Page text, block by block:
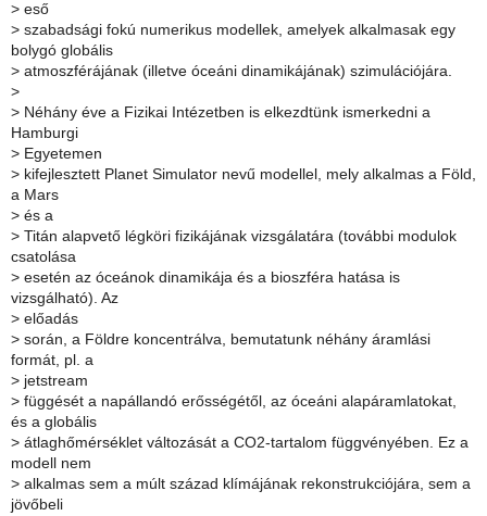
> eső
> szabadsági fokú numerikus modellek, amelyek alkalmasak egy
bolygó globális
> atmoszférájának (illetve óceáni dinamikájának) szimulációjára.
>
> Néhány éve a Fizikai Intézetben is elkezdtünk ismerkedni a
Hamburgi
> Egyetemen
> kifejlesztett Planet Simulator nevű modellel, mely alkalmas a Föld,
a Mars
> és a
> Titán alapvető légköri fizikájának vizsgálatára (további modulok
csatolása
> esetén az óceánok dinamikája és a bioszféra hatása is
vizsgálható). Az
> előadás
> során, a Földre koncentrálva, bemutatunk néhány áramlási
formát, pl. a
> jetstream
> függését a napállandó erősségétől, az óceáni alapáramlatokat,
és a globális
> átlaghőmérséklet változását a CO2-tartalom függvényében. Ez a
modell nem
> alkalmas sem a múlt század klímájának rekonstrukciójára, sem a
jövőbeli